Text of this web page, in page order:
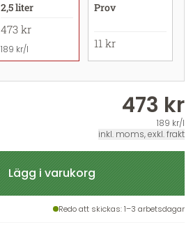
2,5 liter
473 kr
189 kr/l
Prov
11 kr
473 kr
189 kr/l
inkl. moms, exkl. frakt
Lägg i varukorg
Redo att skickas: 1–3 arbetsdagar